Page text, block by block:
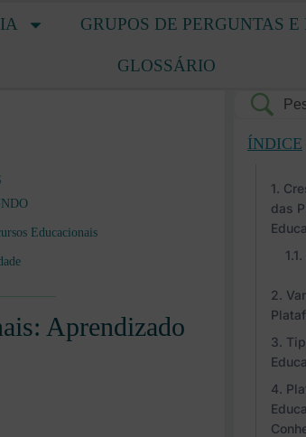
GRUPOS DE PERGUNTAS E
GLOSSÁRIO
Educacionais
Aprendizado
ÍNDICE
das